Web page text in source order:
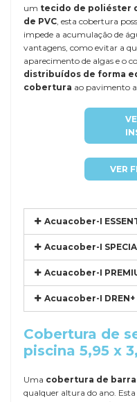
um tecido de poliéster
de PVC, esta cobertura
impede a acumulação de
vantagens, como evitar a
aparecimento de algas e o
distribuídos de forma
cobertura ao pavimento
VER
Acuacober-I
Acuacober-I
Acuacober-I
Acuacober-I DREN+
Cobertura de
piscina 5,95 x
Uma cobertura de
qualquer altura do ano.